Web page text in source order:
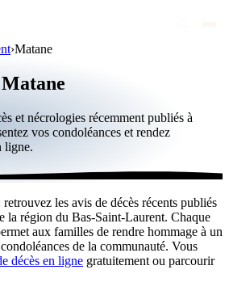
›Matane
Matane
et nécrologies récemment publiés à
vos condoléances et rendez
ligne.
les avis de décès récents publiés
la région du Bas-Saint-Laurent. Chaque
aux familles de rendre hommage à un
de la communauté. Vous
décès en ligne gratuitement ou parcourir